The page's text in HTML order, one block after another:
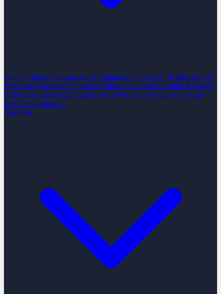
Supply Chain Construction E-Commerce PropTech Healthcare IoT
Marketing Hospitality Finance Education Logistics Audio & Music
Consumer Electronics Connected Devices Cryptocurrency SaaS
See all industrias →
Nosotros